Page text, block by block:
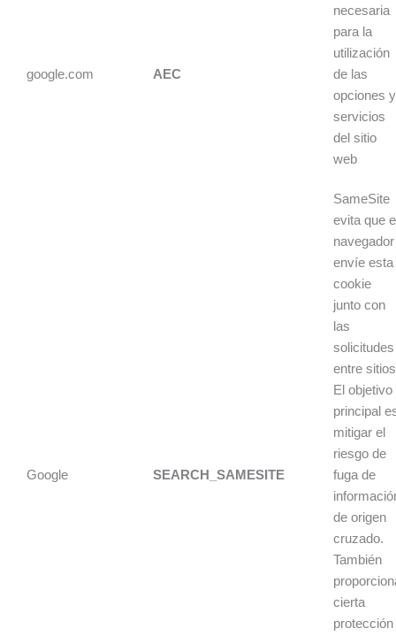
google.com AEC
necesaria
para la
utilización
de las
opciones y
servicios
del sitio
web
Google SEARCH_SAMESITE
SameSite
evita que
navegador
envíe esta
cookie
junto con
las
solicitudes
entre
El objetivo
principal
mitigar el
riesgo de
fuga de
de origen
cruzado.
También
cierta
protección